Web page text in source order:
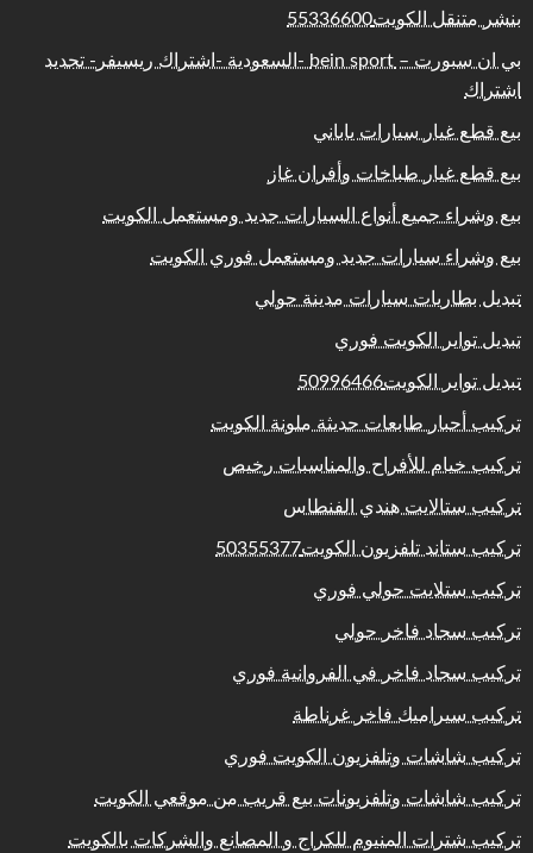
بنشر متنقل الكويت55336600
بي ان سبورت – bein sport -السعودية -اشتراك ريسيفر- تجديد
اشتراك
بيع قطع غيار سيارات ياباني
بيع قطع غيار طباخات وأفران غاز
بيع وشراء جميع أنواع السيارات جديد ومستعمل الكويت
بيع وشراء سيارات جديد ومستعمل فوري الكويت
تبديل بطاريات سيارات مدينة حولي
تبديل تواير الكويت فوري
تبديل تواير الكويت50996466
تركيب أحبار طابعات حديثة ملونة الكويت
تركيب خيام للأفراح والمناسبات رخيص
تركيب ستالايت هندي الفنطاس
تركيب ستاند تلفزيون الكويت50355377
تركيب ستلايت حولي فوري
تركيب سجاد فاخر حولي
تركيب سجاد فاخر في الفروانية فوري
تركيب سيراميك فاخر غرناطة
تركيب شاشات وتلفزيون الكويت فوري
تركيب شاشات وتلفزيونات بيع قريب من موقعي الكويت
تركيب شترات المنيوم للكراج و المصانع والشركات بالكويت